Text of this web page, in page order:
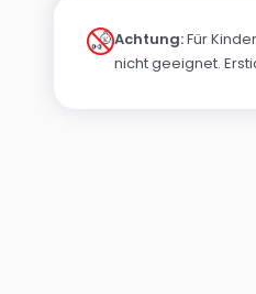
Achtung:Für
nicht geeignet.